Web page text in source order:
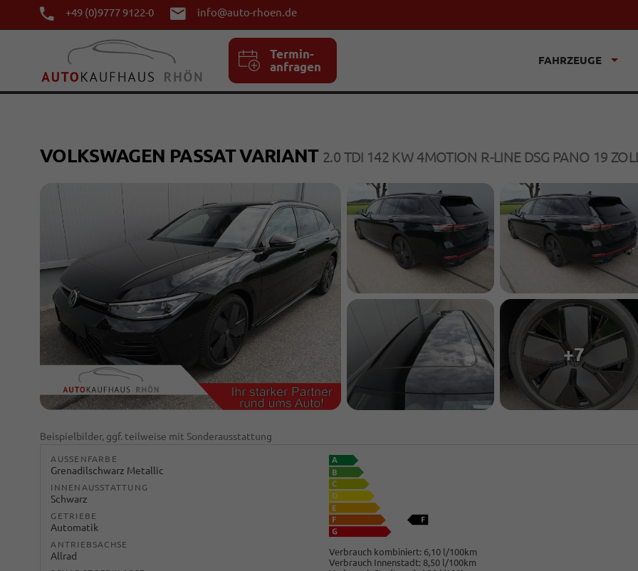
+49 (0)9777 9122-0 info@auto-rhoen.de
Termin-
anfragen
FAHRZEUGE
VOLKSWAGEN PASSAT VARIANT 2.0 TDI 142 KW 4MOTION R-LINE DSG PANO 19
+7
Beispielbilder, ggf. teilweise mit Sonderausstattung
AUSSENFARBE
Grenadilschwarz Metallic
INNENAUSSTATTUNG
Schwarz
GETRIEBE
Automatik
ANTRIEBSACHSE
Allrad Verbrauch kombiniert: 6,10 l/100km
Verbrauch Innenstadt: 8,50 l/100km